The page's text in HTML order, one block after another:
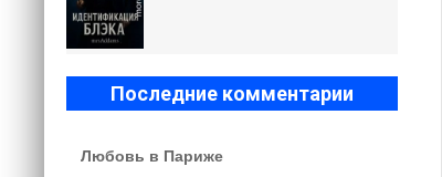
Последние комментарии
Любовь в Париже